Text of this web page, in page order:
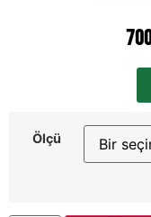
Ölçü